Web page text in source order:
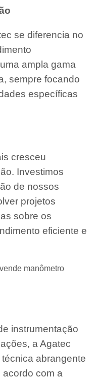
se diferencia no
ampla gama
sempre focando
específicas
cresceu
Investimos
de nossos
projetos
sobre os
eficiente e
manômetro
instrumentação
a Agatec
abrangente
com a